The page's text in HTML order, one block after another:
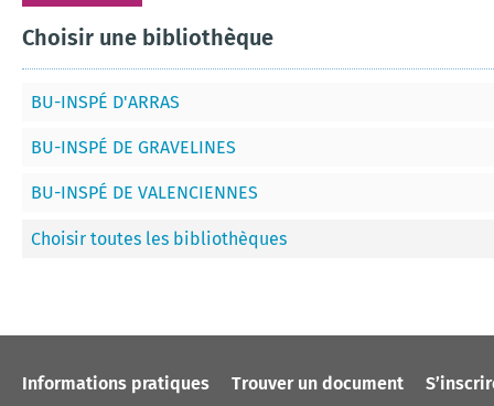
Choisir une bibliothèque
BU-INSPÉ D'ARRAS
BU-INSPÉ DE GRAVELINES
BU-INSPÉ DE VALENCIENNES
Choisir toutes les bibliothèques
Informations pratiques Trouver un document